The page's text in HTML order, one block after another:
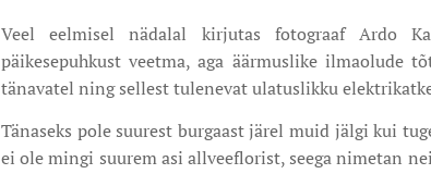
Veel eelmisel nädalal kirjutas fotograaf Ardo
päikesepuhkust veetma, aga äärmuslike ilmaolude
tänavatel ning sellest tulenevat ulatuslikku
Tänaseks pole suurest burgaast järel muid jälgi kui
ei ole mingi suurem asi allveeflorist, seega nimetan